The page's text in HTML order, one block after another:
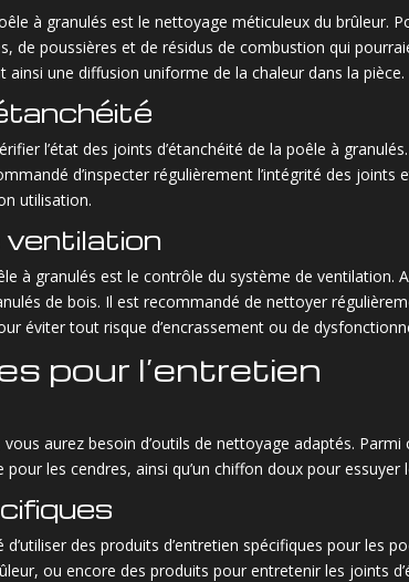
à granulés est le nettoyage méticuleux du
de poussières et de résidus de combustion qui
une diffusion uniforme de la chaleur dans la pièce.
l’état des joints d’étanchéité de la poêle à
d’inspecter régulièrement l’intégrité des joints
utilisation.
à granulés est le contrôle du système de ventilation.
de bois. Il est recommandé de nettoyer
éviter tout risque d’encrassement ou de
pour l’entretien
aurez besoin d’outils de nettoyage adaptés.
les cendres, ainsi qu’un chiffon doux pour essuyer
des produits d’entretien spécifiques pour les
ou encore des produits pour entretenir les joints